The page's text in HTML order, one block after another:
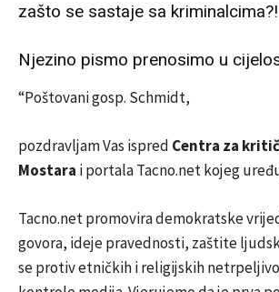
zašto se sastaje sa kriminalcima?!
Njezino pismo prenosimo u
“Poštovani gosp. Schmidt,
pozdravljam Vas ispred Centra za
Mostara i portala Tacno.net kojeg
Tacno.net promovira demokratske
govora, ideje pravednosti, zaštite
se protiv etničkih i religijskih